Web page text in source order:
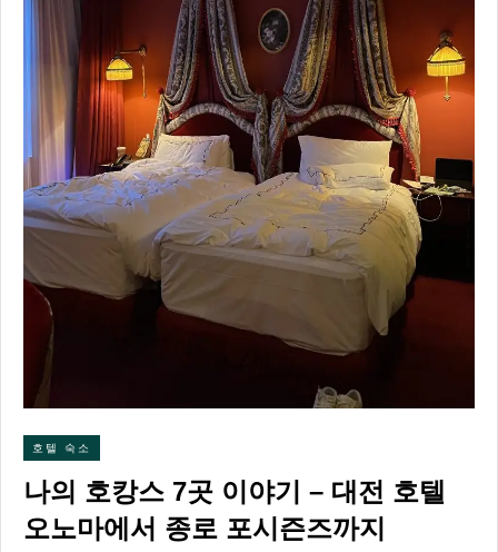
호텔 숙소
나의 호캉스 7곳 이야기 – 대전 호텔
오노마에서 종로 포시즌즈까지